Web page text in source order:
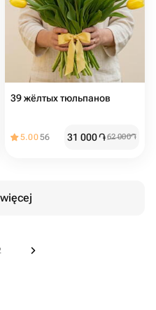
39 жёлтых тюльпанов
5.0056 31 000֏62 000֏